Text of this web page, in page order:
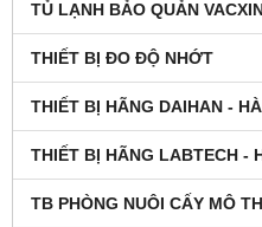
TỦ LẠNH BẢO QUẢN
THIẾT BỊ ĐO ĐỘ NHỚT
THIẾT BỊ HÃNG DAIHAN -
THIẾT BỊ HÃNG LABTECH -
TB PHÒNG NUÔI CẤY MÔ